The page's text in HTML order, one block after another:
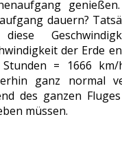
dauern?
der Erde
= 1666 km/
ganz normal
des ganzen
müssen.